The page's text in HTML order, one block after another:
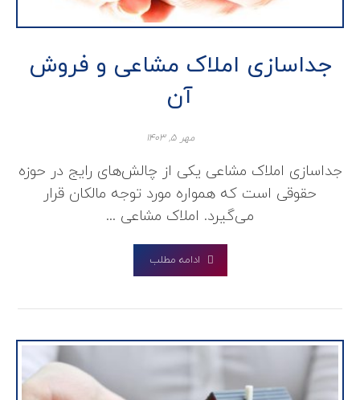
جداسازی املاک مشاعی و فروش
آن
مهر ۵, ۱۴۰۳
جداسازی املاک مشاعی یکی از چالش‌های رایج در حوزه
حقوقی است که همواره مورد توجه مالکان قرار
می‌گیرد. املاک مشاعی ...
ادامه مطلب